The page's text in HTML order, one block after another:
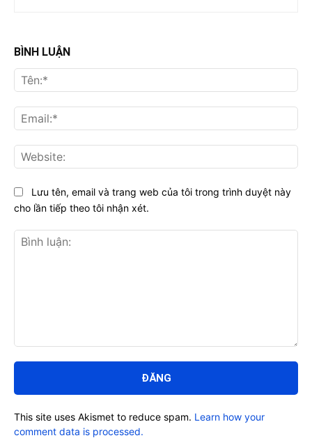
BÌNH LUẬN
luận:
Lưu tên, email và trang web của tôi trong trình duyệt này
cho lần tiếp theo tôi nhận xét.
This site uses Akismet to reduce spam. Learn how your
comment data is processed.